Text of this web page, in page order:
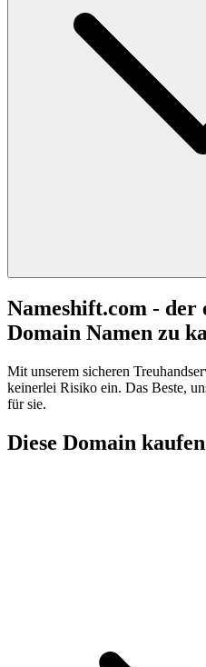
Nameshift.com - der
Domain Namen zu
Mit unserem sicheren
keinerlei Risiko ein. Das Beste,
für sie.
Diese Domain kaufen